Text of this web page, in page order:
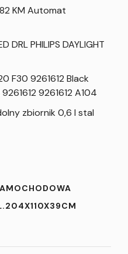
KM Automat
DRL PHILIPS DAYLIGHT
F30 9261612 Black
9261612 A104
zbiornik 0,6 l stal